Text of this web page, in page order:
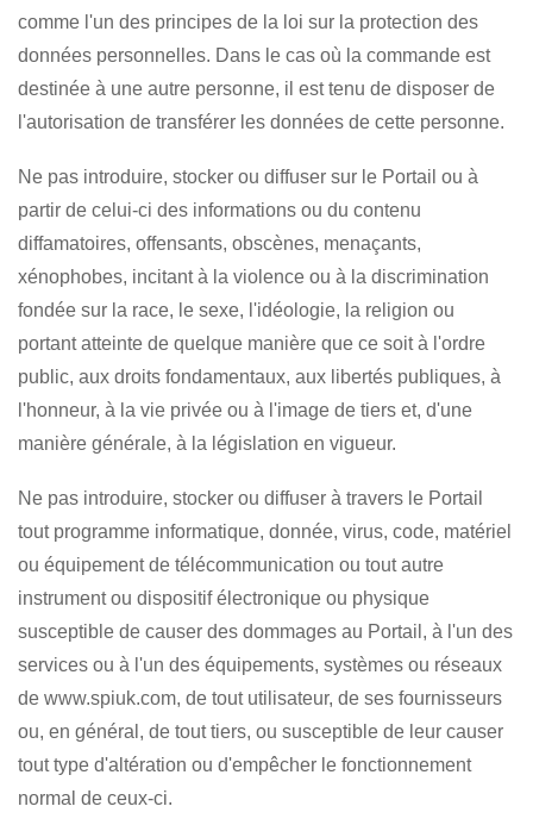
comme l'un des principes de la loi sur la protection des
données personnelles. Dans le cas où la commande est
destinée à une autre personne, il est tenu de disposer de
l'autorisation de transférer les données de cette personne.
Ne pas introduire, stocker ou diffuser sur le Portail ou à
partir de celui-ci des informations ou du contenu
diffamatoires, offensants, obscènes, menaçants,
xénophobes, incitant à la violence ou à la discrimination
fondée sur la race, le sexe, l'idéologie, la religion ou
portant atteinte de quelque manière que ce soit à l'ordre
public, aux droits fondamentaux, aux libertés publiques, à
l'honneur, à la vie privée ou à l'image de tiers et, d'une
manière générale, à la législation en vigueur.
Ne pas introduire, stocker ou diffuser à travers le Portail
tout programme informatique, donnée, virus, code, matériel
ou équipement de télécommunication ou tout autre
instrument ou dispositif électronique ou physique
susceptible de causer des dommages au Portail, à l'un des
services ou à l'un des équipements, systèmes ou réseaux
de www.spiuk.com, de tout utilisateur, de ses fournisseurs
ou, en général, de tout tiers, ou susceptible de leur causer
tout type d'altération ou d'empêcher le fonctionnement
normal de ceux-ci.